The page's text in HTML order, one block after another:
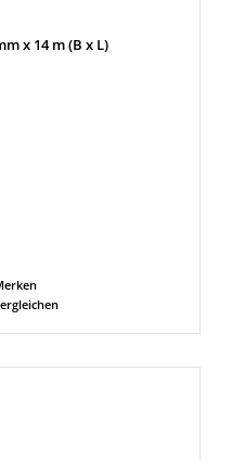
x 14 m (B x L)